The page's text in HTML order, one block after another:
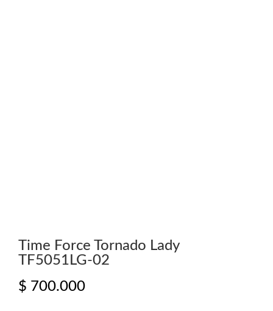
Time Force Tornado Lady
TF5051LG-02
$ 700.000